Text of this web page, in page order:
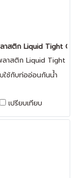
าสติก Liquid Tight
าสติก Liquid Tight
Connector
ใช้กับท่ออ่อนกันนํ้า
เปรียบเทียบ